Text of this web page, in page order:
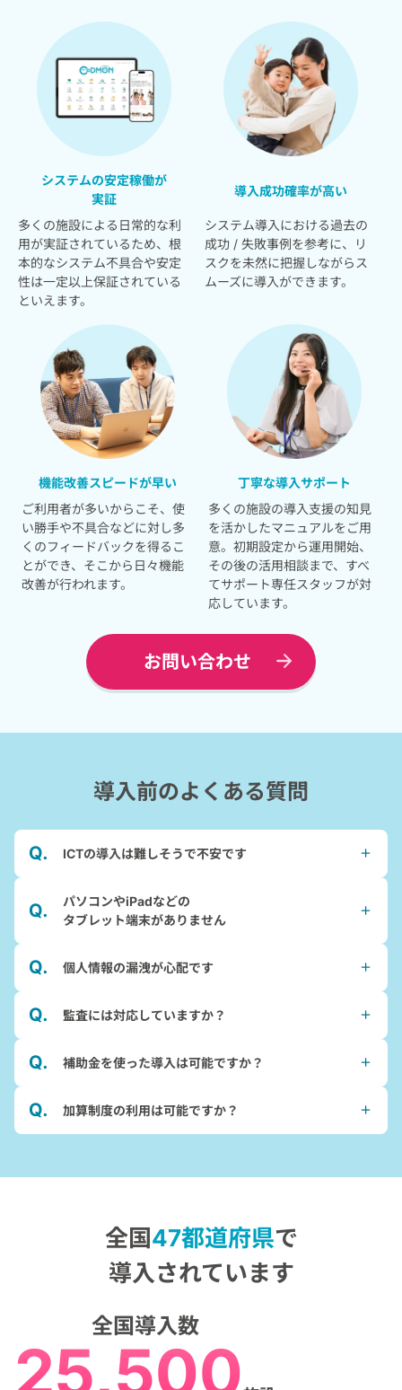
システムの安定稼働が
実証
多くの施設による日常的な利
用が実証されているため、根
本的なシステム不具合や安定
性は一定以上保証されている
といえます。
導入成功確率が高い
システム導入における過去の
成功 / 失敗事例を参考に、リ
スクを未然に把握しながらス
ムーズに導入ができます。
機能改善スピードが早い
ご利用者が多いからこそ、使
い勝手や不具合などに対し多
くのフィードバックを得るこ
とができ、そこから日々機能
改善が行われます。
丁寧な導入サポート
多くの施設の導入支援の知見
を活かしたマニュアルをご用
意。初期設定から運用開始、
その後の活用相談まで、すべ
てサポート専任スタッフが対
応しています。
お問い合わせ
導入前のよくある質問
ICTの導入は難しそうで不安です
パソコンやiPadなどの
タブレット端末がありません
個人情報の漏洩が心配です
監査には対応していますか？
補助金を使った導入は可能ですか？
加算制度の利用は可能ですか？
全国47都道府県で
導入されています
全国 導入数
25,500